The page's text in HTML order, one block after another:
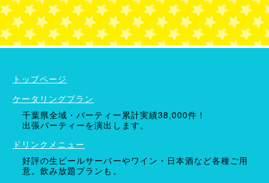
ケータリングプラン
ドリンクメニュー
単品オプション
トップページ
ケータリングプラン
千葉県全域・パーティー累計実績38,000件！
出張パーティーを演出します。
ドリンクメニュー
好評の生ビールサーバーやワイン・日本酒など各種ご用
意。飲み放題プランも。